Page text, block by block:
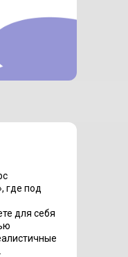
где под
для себя